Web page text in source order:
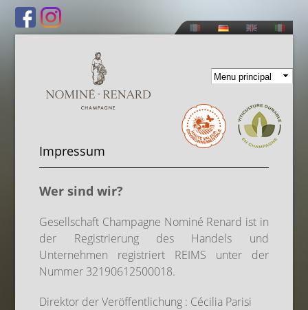
Inhalt
Impressum
Wer sind wir?
Gesellschaft Champagne Nominé Renard ist in
der Registrierung des Handels und
Unternehmen registriert REIMS unter der
Nummer 32190612500018.
Direktor der Veröffentlichung : Cécilia Parisi